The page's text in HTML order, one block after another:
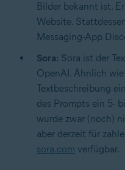
Bilder bekannt ist.
Website.
Messaging-App
Sora: Sora ist der
OpenAI. Ähnlich
Textbeschreibung
des Prompts ein 5-
wurde zwar (noch)
aber derzeit für
sora.com verfügbar.